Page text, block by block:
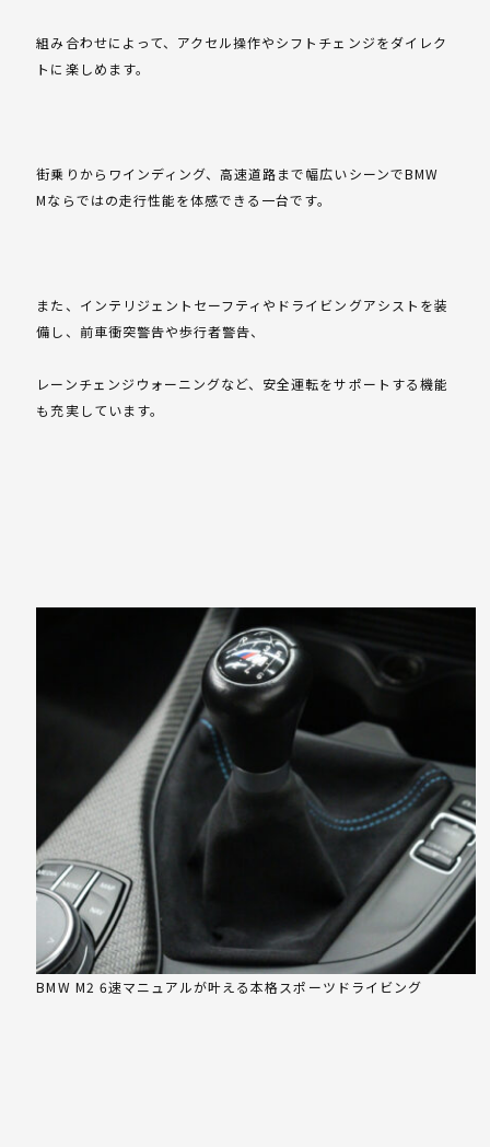
組み合わせによって、アクセル操作やシフトチェンジをダイレク
トに楽しめます。
街乗りからワインディング、高速道路まで幅広いシーンでBMW
Mならではの走行性能を体感できる一台です。
また、インテリジェントセーフティやドライビングアシストを装
備し、前車衝突警告や歩行者警告、
レーンチェンジウォーニングなど、安全運転をサポートする機能
も充実しています。
BMW M2 6速マニュアルが叶える本格スポーツドライビング